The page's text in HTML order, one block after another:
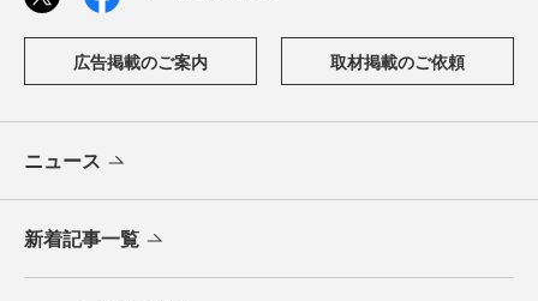
広告掲載のご案内 取材掲載のご依頼
ニュース
新着記事一覧